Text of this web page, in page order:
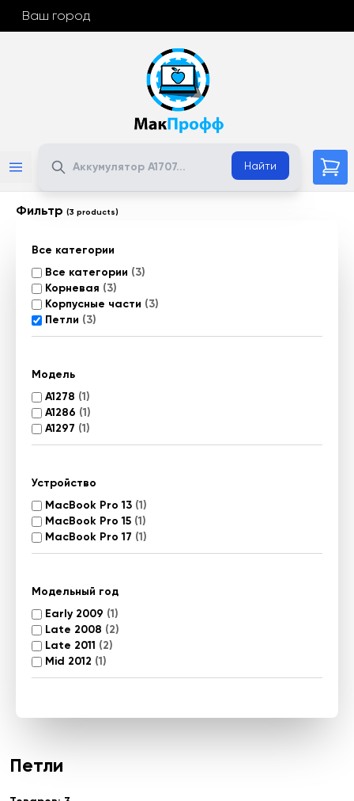
Ваш город
Найти
Фильтр (3 products)
Все категории
Все категории (3)
Корневая (3)
Корпусные части (3)
Петли (3)
Модель
A1278 (1)
A1286 (1)
A1297 (1)
Устройство
MacBook Pro 13 (1)
MacBook Pro 15 (1)
MacBook Pro 17 (1)
Модельный год
Early 2009 (1)
Late 2008 (2)
Late 2011 (2)
Mid 2012 (1)
Петли